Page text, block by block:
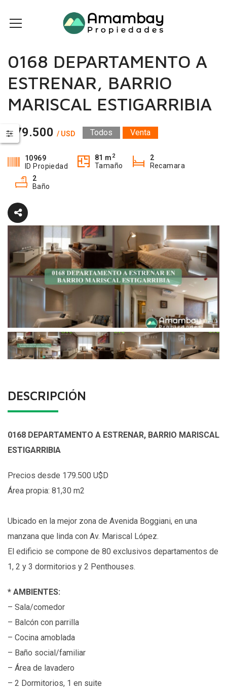
0168 DEPARTAMENTO A
ESTRENAR, BARRIO
MARISCAL ESTIGARRIBIA
179.500 / USD Todos Venta
10969
ID Propiedad
81 m 2
Tamaño
2
Recamara
2
Baño
DESCRIPCIÓN
0168 DEPARTAMENTO A ESTRENAR, BARRIO MARISCAL
ESTIGARRIBIA
Precios desde 179.500 U$D
Área propia: 81,30 m2
Ubicado en la mejor zona de Avenida Boggiani, en una
manzana que linda con Av. Mariscal López.
El edificio se compone de 80 exclusivos departamentos de
1, 2 y 3 dormitorios y 2 Penthouses.
* AMBIENTES:
– Sala/comedor
– Balcón con parrilla
– Cocina amoblada
– Baño social/familiar
– Área de lavadero
– 2 Dormitorios, 1 en suite